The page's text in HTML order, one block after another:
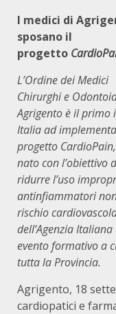
I medici di
sposano il
progetto
L’Ordine dei Medici
Chirurghi e
Agrigento è il primo
Italia ad
progetto CardioPain,
nato con l’obiettivo
ridurre l’uso
antinfiammatori
rischio
dell’Agenzia
evento formativo a
tutta la Provincia.
Agrigento, 18
cardiopatici e